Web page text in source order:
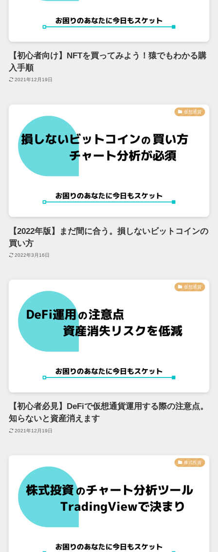
【初心者向け】NFTを買ってみよう！猿でもわかる購
入手順
2021年12月19日
仮想通貨
【2022年版】まだ間に合う。損しないビットコインの
買い方
2022年3月16日
仮想通貨
【初心者必見】DeFiで仮想通貨運用する際の注意点。
知らないと資産消えます
2021年12月19日
株式投資